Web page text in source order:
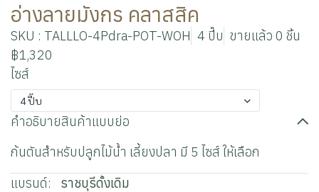
อ่างลายมังกร คลาสสิค
SKU : TALLLO-4Pdra-POT-WOH 4 ปี๊บ ขายแล้ว 0 ชิ้น
฿1,320
ไซส์
4 ปี๊บ
คำอธิบายสินค้าแบบย่อ
ก้นตันสำหรับปลูกไม้น้ำ เลี้ยงปลา มี 5 ไซส์ ให้เลือก
แบรนด์:
ราชบุรีดั้งเดิม